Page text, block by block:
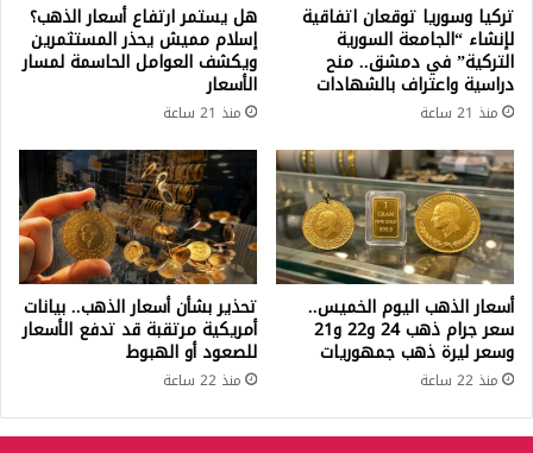
تركيا وسوريا توقعان اتفاقية
لإنشاء “الجامعة السورية
التركية” في دمشق.. منح
دراسية واعتراف بالشهادات
منذ 21 ساعة
هل يستمر ارتفاع أسعار الذهب؟
إسلام مميش يحذر المستثمرين
ويكشف العوامل الحاسمة لمسار
الأسعار
منذ 21 ساعة
أسعار الذهب اليوم الخميس..
سعر جرام ذهب 24 و22 و21
وسعر ليرة ذهب جمهوريات
منذ 22 ساعة
تحذير بشأن أسعار الذهب.. بيانات
أمريكية مرتقبة قد تدفع الأسعار
للصعود أو الهبوط
منذ 22 ساعة